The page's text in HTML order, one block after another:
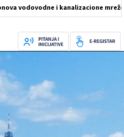
i kanalizacione mreže u ulici